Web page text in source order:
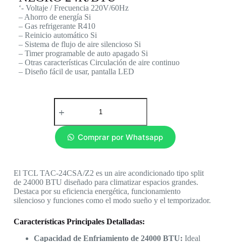
‘- Voltaje / Frecuencia 220V/60Hz
– Ahorro de energía Si
– Gas refrigerante R410
– Reinicio automático Si
– Sistema de flujo de aire silencioso Si
– Timer programable de auto apagado Si
– Otras características Circulación de aire continuo
– Diseño fácil de usar, pantalla LED
Comprar por Whatsapp
El TCL TAC-24CSA/Z2 es un aire acondicionado tipo split
de 24000 BTU diseñado para climatizar espacios grandes.
Destaca por su eficiencia energética, funcionamiento
silencioso y funciones como el modo sueño y el temporizador.
Características Principales Detalladas:
Capacidad de Enfriamiento de 24000 BTU: Ideal